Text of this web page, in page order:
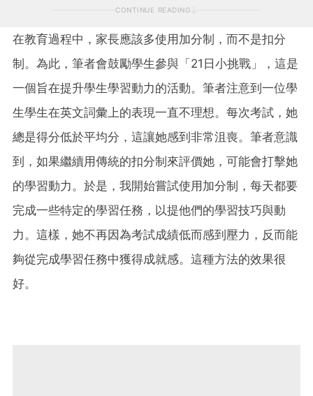
CONTINUE READING
在教育過程中，家長應該多使用加分制，而不是扣分
制。為此，筆者會鼓勵學生參與「21日小挑戰」，這是
一個旨在提升學生學習動力的活動。筆者注意到一位學
生學生在英文詞彙上的表現一直不理想。每次考試，她
總是得分低於平均分，這讓她感到非常沮喪。筆者意識
到，如果繼續用傳統的扣分制來評價她，可能會打擊她
的學習動力。於是，我開始嘗試使用加分制，每天都要
完成一些特定的學習任務，以提他們的學習技巧與動
力。這樣，她不再因為考試成績低而感到壓力，反而能
夠從完成學習任務中獲得成就感。這種方法的效果很
好。